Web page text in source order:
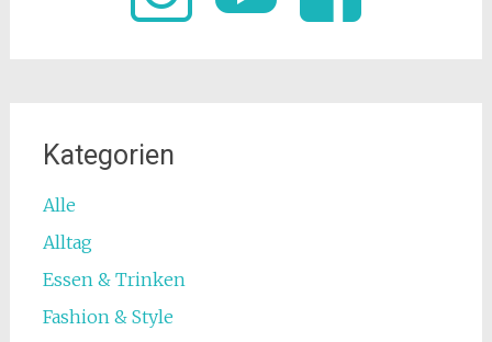
Kategorien
Alle
Alltag
Essen & Trinken
Fashion & Style